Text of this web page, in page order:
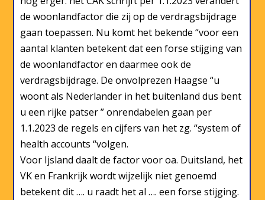
de woonlandfactor die zij op de verdragsbijdrage
gaan toepassen. Nu komt het bekende “voor een
aantal klanten betekent dat een forse stijging van
de woonlandfactor en daarmee ook de
verdragsbijdrage. De onvolprezen Haagse “u
woont als Nederlander in het buitenland dus bent
u een rijke patser ” onrendabelen gaan per
1.1.2023 de regels en cijfers van het zg. “system of
health accounts “volgen.
Voor Ijsland daalt de factor voor oa. Duitsland, het
VK en Frankrijk wordt wijzelijk niet genoemd
betekent dit …. u raadt het al …. een forse stijging.